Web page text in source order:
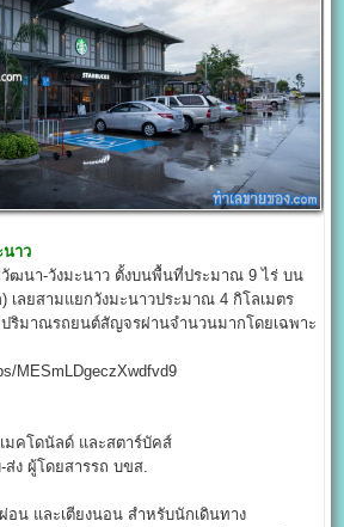
นาว
ฒนา-วังมะนาว ตั้งบนพื้นที่ประมาณ 9 ไร่ บน
เลยสามแยกวังมะนาวประมาณ 4 กิโลเมตร
ปริมาณรถยนต์สัญจรผ่านจำนวนมากโดยเฉพาะ
MESmLDgeczXwdfvd9
มคโดนัลด์ และสตาร์บัคส์
ง ผู้โดยสารรถ บขส.
น และเตียงนอน สำหรับนักเดินทาง